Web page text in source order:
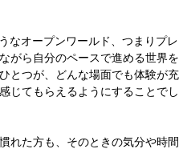
なオープンワールド、つまりプレ
がら自分のペースで進める世界を
とつが、どんな場面でも体験が充
じてもらえるようにすることでし
れた方も、そのときの気分や時間